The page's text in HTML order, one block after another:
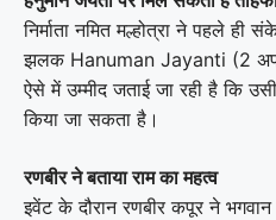
निर्माता नमित मल्होत्रा ने पहले
झलक Hanuman Jayanti (2
ऐसे में उम्मीद जताई जा रही है कि
किया जा सकता है।
रणबीर ने बताया राम का महत्व
इवेंट के दौरान रणबीर कपूर ने